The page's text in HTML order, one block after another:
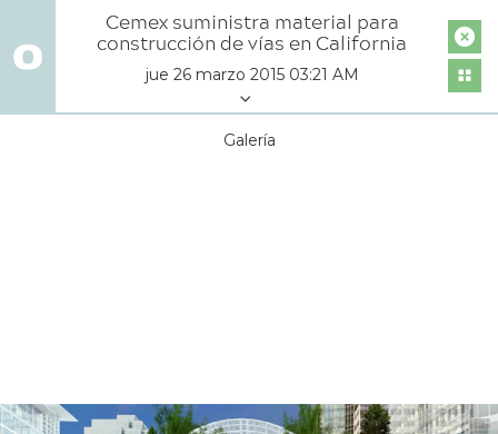
Cemex suministra material para
construcción de vías en California
jue 26 marzo 2015 03:21 AM
Galería